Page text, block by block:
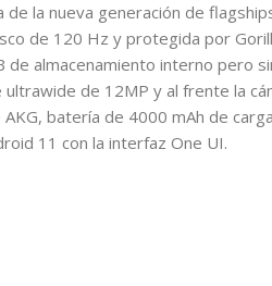
de la nueva generación de
de 120 Hz y protegida por
de almacenamiento interno pero
de 12MP y al frente la
batería de 4000 mAh de
11 con la interfaz One UI.